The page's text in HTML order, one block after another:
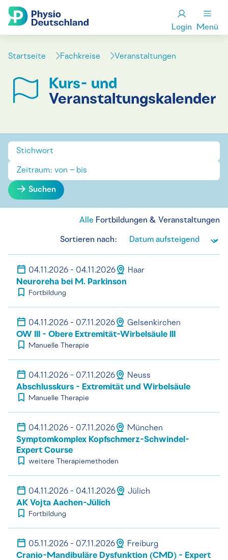
Login Menü
Startseite Fachkreise Veranstaltungen
Kurs- und
Veranstaltungskalender
Suchen
Alle Fortbildungen & Veranstaltungen
Sortieren nach:
04.11.2026 - 04.11.2026 Haar
Neuroreha bei M. Parkinson
Fortbildung
04.11.2026 - 07.11.2026 Gelsenkirchen
OW III - Obere Extremität-Wirbelsäule III
Manuelle Therapie
04.11.2026 - 07.11.2026 Neuss
Abschlusskurs - Extremität und Wirbelsäule
Manuelle Therapie
04.11.2026 - 07.11.2026 München
Symptomkomplex Kopfschmerz-Schwindel-
Expert Course
weitere Therapiemethoden
04.11.2026 - 04.11.2026 Jülich
AK Vojta Aachen-Jülich
Fortbildung
05.11.2026 - 07.11.2026 Freiburg
Cranio-Mandibuläre Dysfunktion (CMD) - Expert